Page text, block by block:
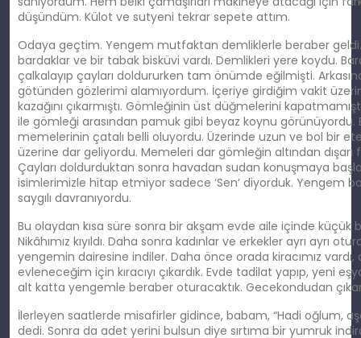
düşündüm. Külot ve sutyeni tekrar sepete attım.
Odaya geçtim. Yengem mutfaktan demliklerle beraber geldi.
bardaklar ve bir tabak bisküvi vardı. Demlikleri yere koydu.
çalkalayıp çayları doldururken tam önümde eğilmişti.
götünden gözlerimi alamıyordum. İçeriye girdiğim vakit
kazağını çıkarmıştı. Gömleğinin üst düğmelerini
ile gömleği arasından pamuk gibi beyaz koynu görünüyordu.
memelerinin çatalı belli oluyordu. Üzerinde uzun ve bol bir
üzerine dar geliyordu. Memeleri dar gömleğin altından dışarı
Çayları doldurduktan sonra havadan sudan konuşmaya
isimlerimizle hitap etmiyor sadece ‘Sen’ diyorduk. Yengem
saygılı davranıyordu.
Bu olaydan kısa süre sonra bir akşam evde aile içinde küçük
Nikâhımız kıyıldı. Daha sonra kadınlar ve erkekler ayrı ayrı
yengemin dairesine indiler. Daha önce orada kiracımız
evleneceğim için kıracıyı çıkardık. Evde tadilat yapıp, yeni
alt katta yengemle beraber oturacaktık. Gecekondudan
İlerleyen saatlerde misafirler gidince, babam, “Hadi oğlum,
dedi. Sonra da adet yerini bulsun diye sırtıma bir yumruk